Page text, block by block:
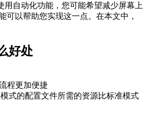
用自动化功能，您可能希望减少屏幕上
可以帮助您实现这一点。在本文中，
好处
程更加便捷
式的配置文件所需的资源比标准模式